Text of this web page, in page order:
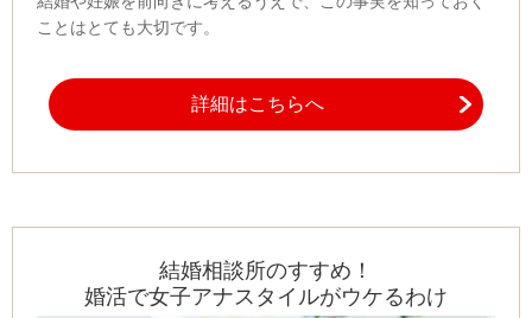
ことはとても大切です。
詳細はこちらへ
結婚相談所のすすめ！
婚活で女子アナスタイルがウケるわけ